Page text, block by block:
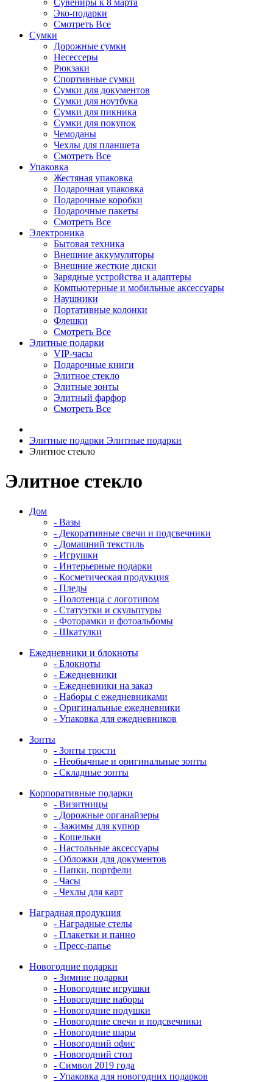
Сувениры к 8 марта
Эко-подарки
Смотреть Все
Сумки
Дорожные сумки
Несессеры
Рюкзаки
Спортивные сумки
Сумки для документов
Сумки для ноутбука
Сумки для пикника
Сумки для покупок
Чемоданы
Чехлы для планшета
Смотреть Все
Упаковка
Жестяная упаковка
Подарочная упаковка
Подарочные коробки
Подарочные пакеты
Смотреть Все
Электроника
Бытовая техника
Внешние аккумуляторы
Внешние жесткие диски
Зарядные устройства и адаптеры
Компьютерные и мобильные аксессуары
Наушники
Портативные колонки
Флешки
Смотреть Все
Элитные подарки
VIP-часы
Подарочные книги
Элитное стекло
Элитные зонты
Элитный фарфор
Смотреть Все
Элитные подарки Элитные подарки
Элитное стекло
Элитное стекло
Дом
- Вазы
- Декоративные свечи и подсвечники
- Домашний текстиль
- Игрушки
- Интерьерные подарки
- Косметическая продукция
- Пледы
- Полотенца с логотипом
- Статуэтки и скульптуры
- Фоторамки и фотоальбомы
- Шкатулки
Ежедневники и блокноты
- Блокноты
- Ежедневники
- Ежедневники на заказ
- Наборы с ежедневниками
- Оригинальные ежедневники
- Упаковка для ежедневников
Зонты
- Зонты трости
- Необычные и оригинальные зонты
- Складные зонты
Корпоративные подарки
- Визитницы
- Дорожные органайзеры
- Зажимы для купюр
- Кошельки
- Настольные аксессуары
- Обложки для документов
- Папки, портфели
- Часы
- Чехлы для карт
Наградная продукция
- Наградные стелы
- Плакетки и панно
- Пресс-папье
Новогодние подарки
- Зимние подарки
- Новогодние игрушки
- Новогодние наборы
- Новогодние подушки
- Новогодние свечи и подсвечники
- Новогодние шары
- Новогодний офис
- Новогодний стол
- Символ 2019 года
- Упаковка для новогодних подарков